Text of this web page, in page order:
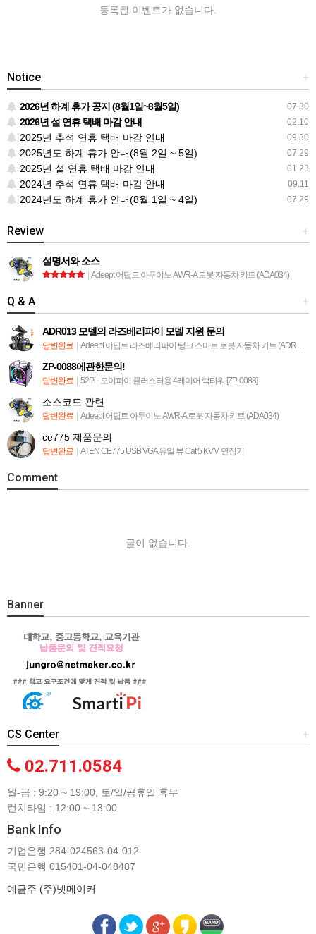
등록된 이벤트가 없습니다.
+
Notice
07.30
2026년 하계 휴가 공지 (8월1일~8월5일)
02.10
2026년 설 연휴 택배 마감 안내
09.30
2025년 추석 연휴 택배 마감 안내
07.29
2025년도 하계 휴가 안내(8월 2일 ~ 5일)
01.23
2025년 설 연휴 택배 마감 안내
09.11
2024년 추석 연휴 택배 마감 안내
07.29
2024년도 하계 휴가 안내(8월 1일 ~ 4일)
+
Review
설명서와 소스
Adeept 어딥트 아두이노 AWR-A 로봇 자동차 키트 (ADA034)
+
Q & A
ADR013 모델의 라즈베리파이 모델 지원 문의
답변완료 Adeept 어딥트 라즈베리파이 탱크 스마트 로봇 자동차 키트 (ADR013)
ZP-0088에관한문의!
답변완료 52Pi - 오이파이 클러스터용 4레이어 랙타워 [ZP-0088]
소스코드 관련
답변완료 Adeept 어딥트 아두이노 AWR-A 로봇 자동차 키트 (ADA034)
ce775 제품문의
답변완료 ATEN CE775 USB VGA 듀얼 뷰 Cat 5 KVM 연장기
Comment
글이 없습니다.
Banner
+
CS Center
02.711.0584
월-금 : 9:20 ~ 19:00, 토/일/공휴일 휴무
런치타임 : 12:00 ~ 13:00
Bank Info
기업은행 284-024563-04-012
국민은행 015401-04-048487
예금주 (주)넷메이커